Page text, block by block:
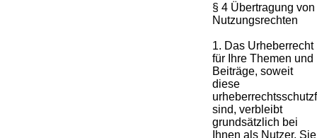
§ 4 Übertragung von
Nutzungsrechten
1. Das Urheberrecht
für Ihre Themen und
Beiträge, soweit
diese
sind, verbleibt
grundsätzlich bei
Ihnen als Nutzer. Sie